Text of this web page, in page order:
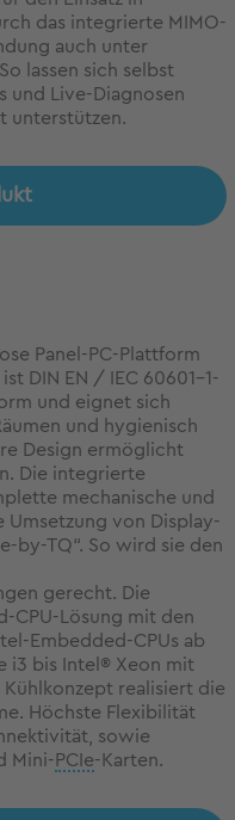
das integrierte MIMO-
auch unter
lassen sich selbst
und Live-Diagnosen
unterstützen.
Panel-PC-Plattform
DIN EN / IEC 60601-1-
und eignet sich
und hygienisch
Design ermöglicht
Die integrierte
mechanische und
von Display-
by-TQ“. So wird sie den
gerecht. Die
CPU-Lösung mit den
Embedded-CPUs ab
i3 bis Intel® Xeon mit
Kühlkonzept realisiert die
Höchste Flexibilität
sowie
Mini- PCIe-Karten.